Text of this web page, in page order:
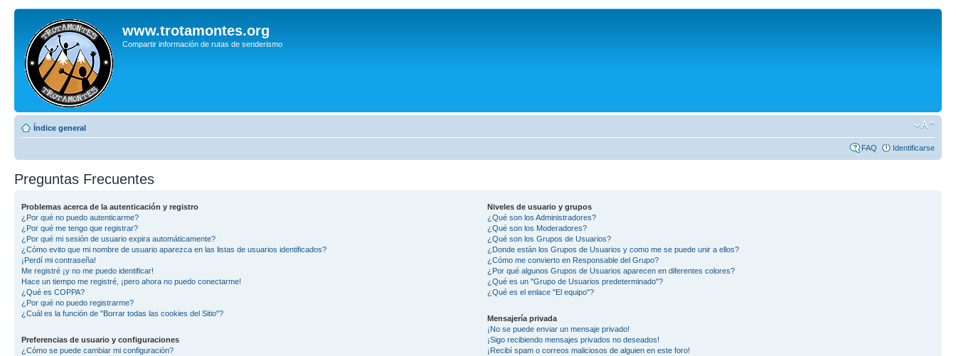
www.trotamontes.org
Compartir información de rutas de senderismo
Índice general
FAQ Identificarse
Preguntas Frecuentes
Problemas acerca de la autenticación y registro
¿Por qué no puedo autenticarme?
¿Por qué me tengo que registrar?
¿Por qué mi sesión de usuario expira automáticamente?
¿Cómo evito que mi nombre de usuario aparezca en las listas de usuarios identificados?
¡Perdí mi contraseña!
Me registré ¡y no me puedo identificar!
Hace un tiempo me registré, ¡pero ahora no puedo conectarme!
¿Qué es COPPA?
¿Por qué no puedo registrarme?
¿Cuál es la función de "Borrar todas las cookies del Sitio"?
Preferencias de usuario y configuraciones
¿Cómo se puede cambiar mi configuración?
Niveles de usuario y grupos
¿Qué son los Administradores?
¿Qué son los Moderadores?
¿Qué son los Grupos de Usuarios?
¿Donde están los Grupos de Usuarios y como me se puede unir a ellos?
¿Cómo me convierto en Responsable del Grupo?
¿Por qué algunos Grupos de Usuarios aparecen en diferentes colores?
¿Qué es un "Grupo de Usuarios predeterminado"?
¿Qué es el enlace "El equipo"?
Mensajería privada
¡No se puede enviar un mensaje privado!
¡Sigo recibiendo mensajes privados no deseados!
¡Recibí spam o correos maliciosos de alguien en este foro!